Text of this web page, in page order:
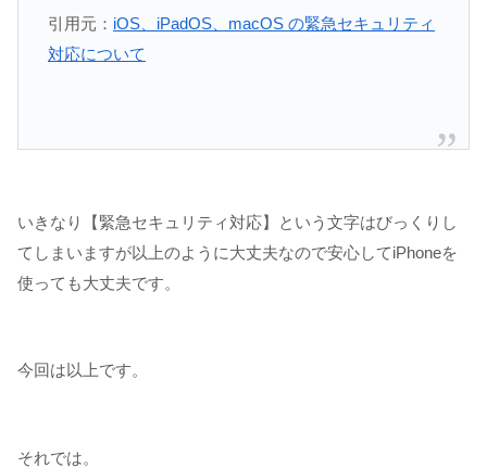
引用元： iOS、iPadOS、macOS の緊急セキュリティ
対応について
いきなり【緊急セキュリティ対応】という文字はびっくりし
てしまいますが以上のように大丈夫なので安心してiPhoneを
使っても大丈夫です。
今回は以上です。
それでは。